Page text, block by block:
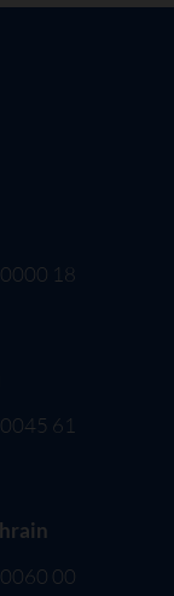
18
61
00